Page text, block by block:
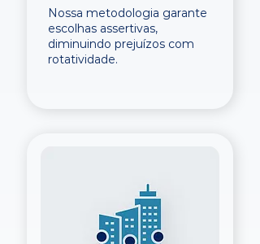
Nossa metodologia garante
escolhas assertivas,
diminuindo prejuízos com
rotatividade.